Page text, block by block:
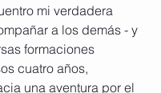
mi verdadera
a los demás - y
formaciones
cuatro años,
una aventura por el